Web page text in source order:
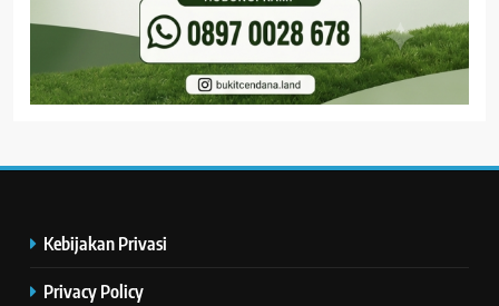
Kebijakan Privasi
Privacy Policy